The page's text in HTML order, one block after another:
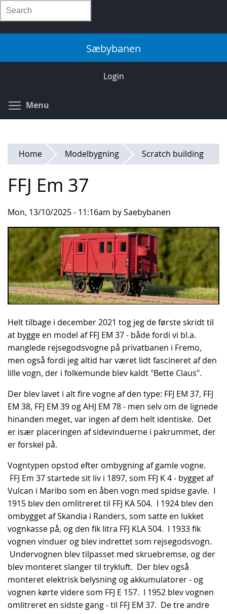
Skip
to
main
Search
Sæbybanen
Login
Menu
Home Modelbygning Scratch building
FFJ Em 37
Mon, 13/10/2025 - 11:16am by Saebybanen
Helt tilbage i december 2021 tog jeg de første skridt til
at bygge en model af FFJ EM 37 - både fordi vi bl.a.
manglede rejsegodsvogne på privatbanen i Fremo,
men også fordi jeg altid har været lidt fascineret af den
lille vogn, der i folkemunde blev kaldt "Bette Claus".
Der blev lavet i alt fire vogne af den type: FFJ EM 37, FFJ
EM 38, FFJ EM 39 og AHJ EM 78 - men selv om de lignede
hinanden meget, var ingen af dem helt identiske. Det
er især placeringen af sidevinduerne i pakrummet, der
er forskel på.
Vogntypen opstod efter ombygning af gamle vogne.
FFJ Em 37 startede sit liv i 1897, som FFJ K 4 - bygget af
Vulcan i Maribo som en åben vogn med spidse gavle. I
1915 blev den omlitreret til FFJ KA 504. I 1924 blev den
ombygget af Skandia i Randers, som satte en lukket
vognkasse på, og den fik litra FFJ KLA 504. I 1933 fik
vognen vinduer og blev indrettet som rejsegodsvogn.
Undervognen blev tilpasset med skruebremse, og der
blev monteret slanger til trykluft. Der blev også
monteret elektrisk belysning og akkumulatorer - og
vognen kørte videre som FFJ E 157. I 1952 blev vognen
omlitreret en sidste gang - til FFJ EM 37. De tre andre